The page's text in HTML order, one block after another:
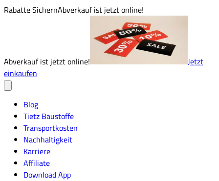
Rabatte SichernAbverkauf ist jetzt online!
Abverkauf ist jetzt online!
Jetzt
einkaufen
Blog
Tietz Baustoffe
Transportkosten
Nachhaltigkeit
Karriere
Affiliate
Download App